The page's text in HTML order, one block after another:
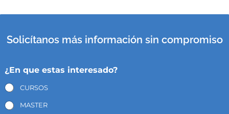
Solicítanos más información sin compromiso
¿En que estas interesado?
CURSOS
MASTER